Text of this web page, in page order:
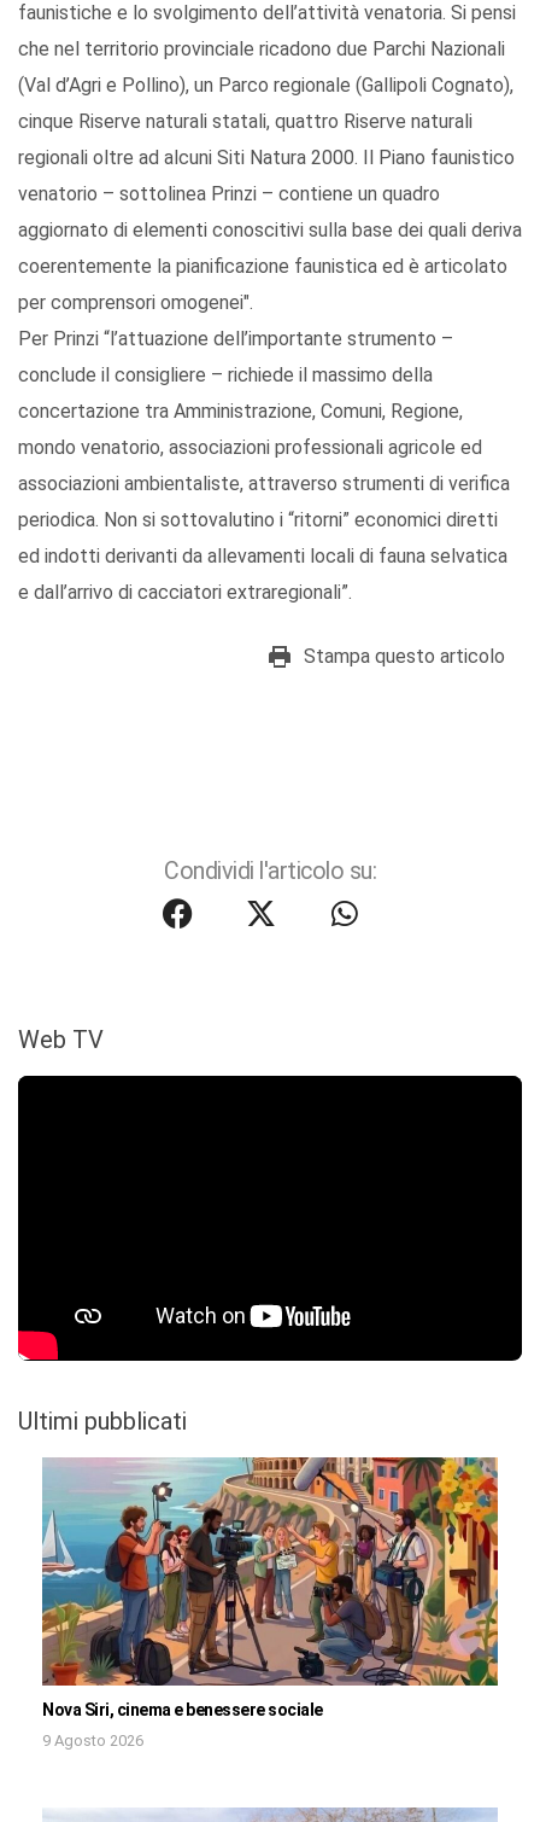
faunistiche e lo svolgimento dell’attività venatoria. Si pensi
che nel territorio provinciale ricadono due Parchi Nazionali
(Val d’Agri e Pollino), un Parco regionale (Gallipoli Cognato),
cinque Riserve naturali statali, quattro Riserve naturali
regionali oltre ad alcuni Siti Natura 2000. Il Piano faunistico
venatorio – sottolinea Prinzi – contiene un quadro
aggiornato di elementi conoscitivi sulla base dei quali deriva
coerentemente la pianificazione faunistica ed è articolato
per comprensori omogenei".
Per Prinzi “l’attuazione dell’importante strumento –
conclude il consigliere – richiede il massimo della
concertazione tra Amministrazione, Comuni, Regione,
mondo venatorio, associazioni professionali agricole ed
associazioni ambientaliste, attraverso strumenti di verifica
periodica. Non si sottovalutino i “ritorni” economici diretti
ed indotti derivanti da allevamenti locali di fauna selvatica
e dall’arrivo di cacciatori extraregionali”.
Stampa questo articolo
Condividi l'articolo su:
Web TV
Ultimi pubblicati
Nova Siri, cinema e benessere sociale
9 Agosto 2026